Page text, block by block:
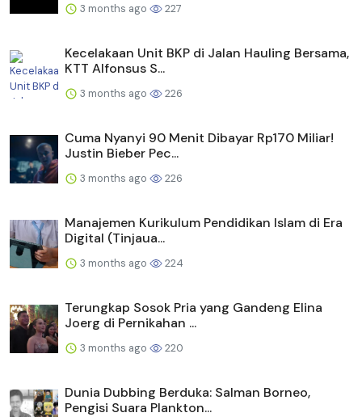
3 months ago 227
Kecelakaan Unit BKP di Jalan Hauling Bersama,
KTT Alfonsus S...
3 months ago 226
Cuma Nyanyi 90 Menit Dibayar Rp170 Miliar!
Justin Bieber Pec...
3 months ago 226
Manajemen Kurikulum Pendidikan Islam di Era
Digital (Tinjaua...
3 months ago 224
Terungkap Sosok Pria yang Gandeng Elina
Joerg di Pernikahan ...
3 months ago 220
Dunia Dubbing Berduka: Salman Borneo,
Pengisi Suara Plankton...